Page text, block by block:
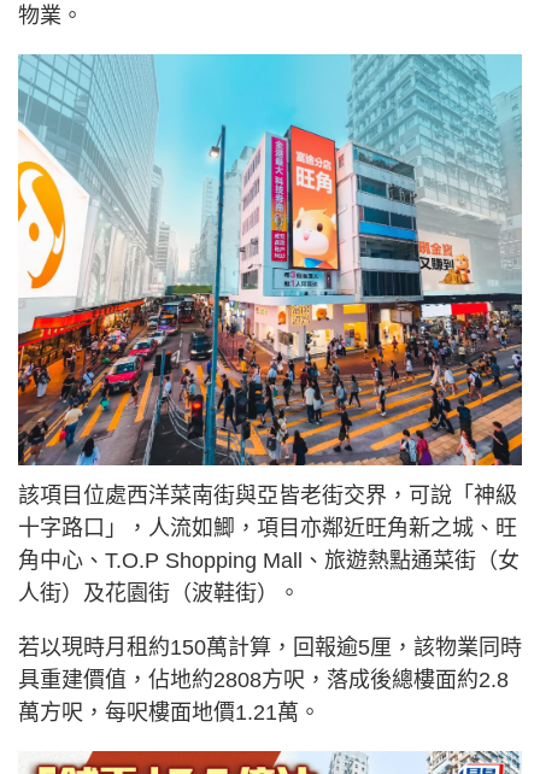
物業。
該項目位處西洋菜南街與亞皆老街交界，可說「神級
十字路口」，人流如鯽，項目亦鄰近旺角新之城、旺
角中心、T.O.P Shopping Mall、旅遊熱點通菜街（女
人街）及花園街（波鞋街）。
若以現時月租約150萬計算，回報逾5厘，該物業同時
具重建價值，佔地約2808方呎，落成後總樓面約2.8
萬方呎，每呎樓面地價1.21萬。